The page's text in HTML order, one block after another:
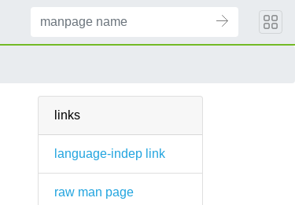
links
language-indep link
raw man page